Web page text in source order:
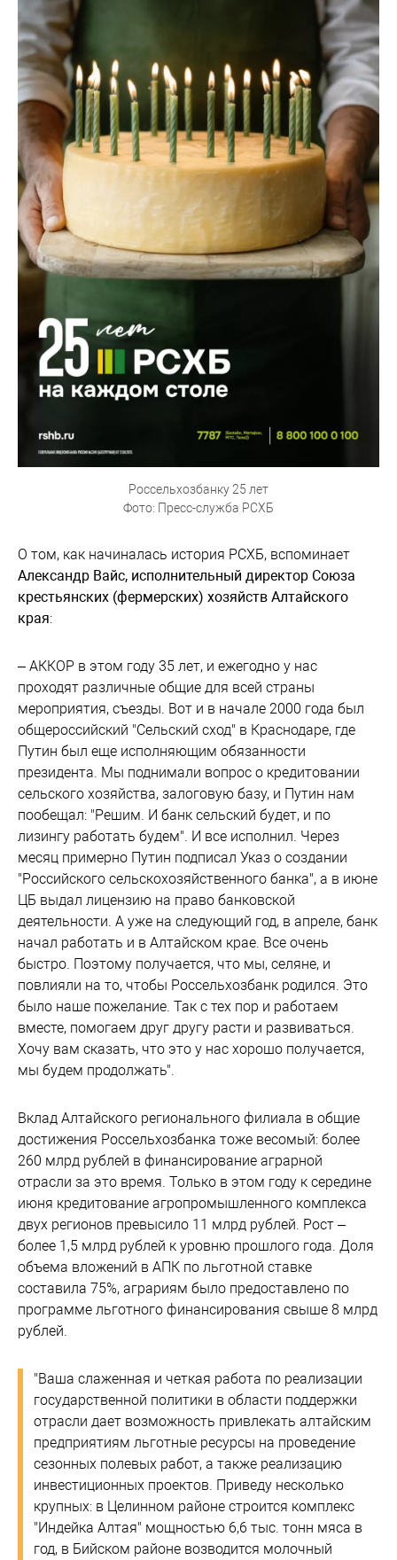
Россельхозбанку 25 лет
Фото: Пресс-служба РСХБ
О том, как начиналась история РСХБ, вспоминает
Александр Вайс, исполнительный директор Союза
крестьянских (фермерских) хозяйств Алтайского
края:
– АККОР в этом году 35 лет, и ежегодно у нас
проходят различные общие для всей страны
мероприятия, съезды. Вот и в начале 2000 года был
общероссийский "Сельский сход" в Краснодаре, где
Путин был еще исполняющим обязанности
президента. Мы поднимали вопрос о кредитовании
сельского хозяйства, залоговую базу, и Путин нам
пообещал: "Решим. И банк сельский будет, и по
лизингу работать будем". И все исполнил. Через
месяц примерно Путин подписал Указ о создании
"Российского сельскохозяйственного банка", а в июне
ЦБ выдал лицензию на право банковской
деятельности. А уже на следующий год, в апреле, банк
начал работать и в Алтайском крае. Все очень
быстро. Поэтому получается, что мы, селяне, и
повлияли на то, чтобы Россельхозбанк родился. Это
было наше пожелание. Так с тех пор и работаем
вместе, помогаем друг другу расти и развиваться.
Хочу вам сказать, что это у нас хорошо получается,
мы будем продолжать".
Вклад Алтайского регионального филиала в общие
достижения Россельхозбанка тоже весомый: более
260 млрд рублей в финансирование аграрной
отрасли за это время. Только в этом году к середине
июня кредитование агропромышленного комплекса
двух регионов превысило 11 млрд рублей. Рост –
более 1,5 млрд рублей к уровню прошлого года. Доля
объема вложений в АПК по льготной ставке
составила 75%, аграриям было предоставлено по
программе льготного финансирования свыше 8 млрд
рублей.
"Ваша слаженная и четкая работа по реализации
государственной политики в области поддержки
отрасли дает возможность привлекать алтайским
предприятиям льготные ресурсы на проведение
сезонных полевых работ, а также реализацию
инвестиционных проектов. Приведу несколько
крупных: в Целинном районе строится комплекс
"Индейка Алтая" мощностью 6,6 тыс. тонн мяса в
год, в Бийском районе возводится молочный